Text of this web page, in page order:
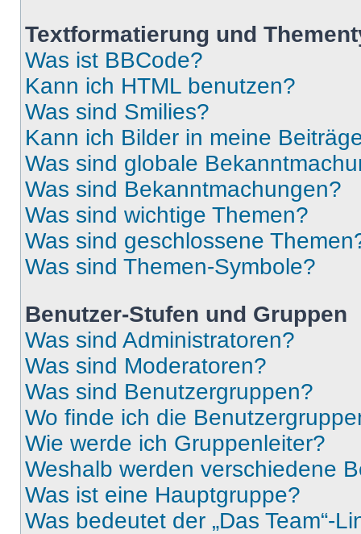
Textformatierung und
Was ist BBCode?
Kann ich HTML benutzen?
Was sind Smilies?
Kann ich Bilder in meine
Was sind globale
Was sind Bekanntmachungen?
Was sind wichtige Themen?
Was sind geschlossene
Was sind Themen-Symbole?
Benutzer-Stufen und Gruppen
Was sind Administratoren?
Was sind Moderatoren?
Was sind Benutzergruppen?
Wo finde ich die
Wie werde ich Gruppenleiter?
Weshalb werden verschiedene
Was ist eine Hauptgruppe?
Was bedeutet der „Das Team“-